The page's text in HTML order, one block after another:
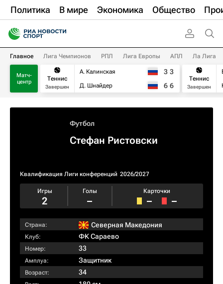
Политика В мире Экономика Общество
Главное Лига Чемпионов РПЛ Лига Европы АПЛ Ла Лига
Матч-
центр
Теннис
Завершен
А. Калинская
Д. Шнайдер
3 3
6 6
Теннис
Завершен
Футбол
Стефан Ристовски
Квалификация Лиги конференций 2026/2027
Игры
2
Голы
–
Карточки
– –
Страна: Северная Македония
Клуб: ФК Сараево
Номер: 33
Амплуа: Защитник
Возраст: 34